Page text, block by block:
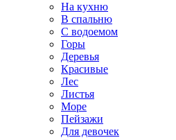
На кухню
В спальню
С водоемом
Горы
Деревья
Красивые
Лес
Листья
Море
Пейзажи
Для девочек